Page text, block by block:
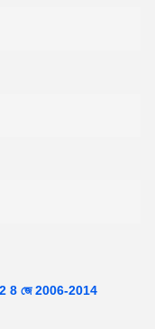
2 8 জে 2006-2014